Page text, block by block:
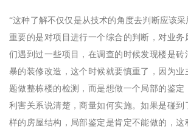
“这种了解不仅仅是从技术的角度去判断应该
重要的是对项目进行一个综合的判断，对业务
们遇到过一些项目，在调查的时候发现楼是砖
暴的装修改造，这个时候就要慎重了，因为业
题做整栋楼的检测，而是想做一个局部的鉴定
利害关系说清楚，商量如何实施。如果是碰到
样的房屋结构，局部鉴定是肯定不能做的，这